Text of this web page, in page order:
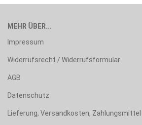
MEHR ÜBER...
Impressum
Widerrufsrecht / Widerrufsformular
AGB
Datenschutz
Lieferung, Versandkosten, Zahlungsmittel